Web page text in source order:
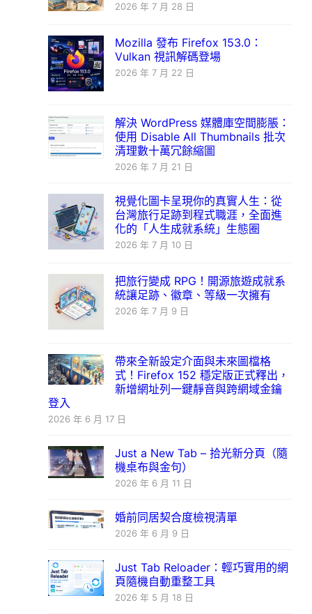
2026 年 7 月 28 日
Mozilla 發布 Firefox 153.0：
Vulkan 視訊解碼登場
2026 年 7 月 22 日
解決 WordPress 媒體庫空間膨脹：
使用 Disable All Thumbnails 批次
清理數十萬冗餘縮圖
2026 年 7 月 21 日
視覺化圖卡呈現你的真實人生：從
台灣旅行足跡到程式職涯，全面進
化的「人生成就系統」生態圈
2026 年 7 月 10 日
把旅行變成 RPG！開源旅遊成就系
統讓足跡、徽章、等級一次擁有
2026 年 7 月 9 日
帶來全新設定介面與未來圖檔格
式！Firefox 152 穩定版正式釋出，
新增網址列一鍵靜音與跨網域金鑰
登入
2026 年 6 月 17 日
Just a New Tab – 拾光新分頁（隨
機桌布與金句）
2026 年 6 月 11 日
婚前同居契合度檢視清單
2026 年 6 月 9 日
Just Tab Reloader：輕巧實用的網
頁隨機自動重整工具
2026 年 5 月 18 日